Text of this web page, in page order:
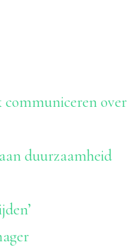
communiceren over
duurzaamheid